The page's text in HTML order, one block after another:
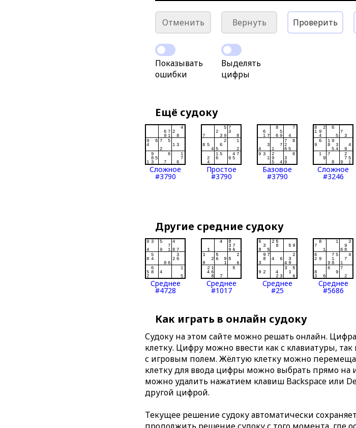
Отменить Вернуть Проверить
Показывать
ошибки
Выделять
цифры
Ещё судоку
Сложное
#3790
Простое
#3790
Базовое
#3790
Сложное
#3246
Другие средние судоку
Среднее
#4728
Среднее
#1017
Среднее
#25
Среднее
#5686
Как играть в онлайн судоку
Судоку на этом сайте можно решать онлайн.
клетку. Цифру можно ввести как с клавиатуры,
с игровым полем. Жёлтую клетку можно
клетку для ввода цифры можно выбрать прямо
можно удалить нажатием клавиш Backspace или
другой цифрой.
Текущее решение судоку автоматически